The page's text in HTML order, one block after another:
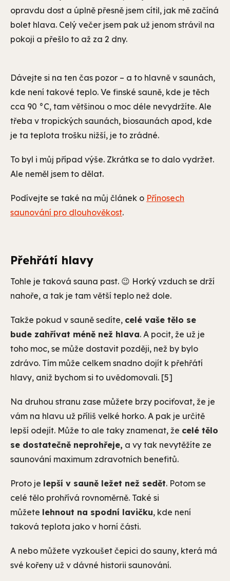
opravdu dost a úplně přesně jsem cítil, jak mě začíná
bolet hlava. Celý večer jsem pak už jenom strávil na
pokoji a přešlo to až za 2 dny.
Dávejte si na ten čas pozor – a to hlavně v saunách,
kde není takové teplo. Ve finské sauně, kde je těch
cca 90 °C, tam většinou o moc déle nevydržíte. Ale
třeba v tropických saunách, biosaunách apod, kde
je ta teplota trošku nižší, je to zrádné.
To byl i můj případ výše. Zkrátka se to dalo vydržet.
Ale neměl jsem to dělat.
Podívejte se také na můj článek o Přínosech
saunování pro dlouhověkost.
Přehřátí hlavy
Tohle je taková sauna past. 😉 Horký vzduch se drží
nahoře, a tak je tam větší teplo než dole.
Takže pokud v sauně sedíte, celé vaše tělo se
bude zahřívat méně než hlava. A pocit, že už je
toho moc, se může dostavit později, než by bylo
zdrávo. Tím může celkem snadno dojít k přehřátí
hlavy, aniž bychom si to uvědomovali. [5]
Na druhou stranu zase můžete brzy pociťovat, že je
vám na hlavu už příliš velké horko. A pak je určitě
lepší odejít. Může to ale taky znamenat, že celé tělo
se dostatečně neprohřeje, a vy tak nevytěžíte ze
saunování maximum zdravotních benefitů.
Proto je lepší v sauně ležet než sedět. Potom se
celé tělo prohřívá rovnoměrně. Také si
můžete lehnout na spodní lavičku, kde není
taková teplota jako v horní části.
A nebo můžete vyzkoušet čepici do sauny, která má
své kořeny už v dávné historii saunování.